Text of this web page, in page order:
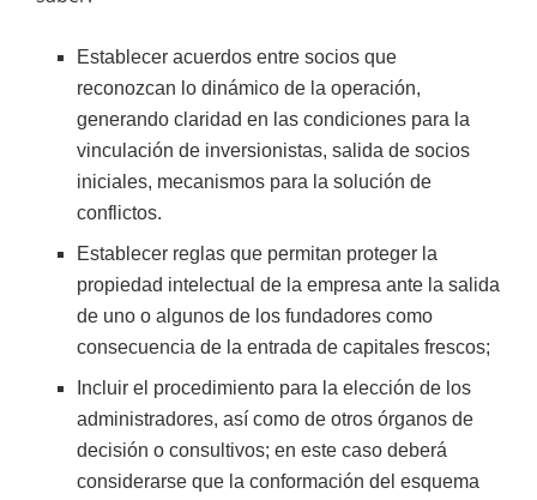
Establecer acuerdos entre socios que
reconozcan lo dinámico de la operación,
generando claridad en las condiciones para la
vinculación de inversionistas, salida de socios
iniciales, mecanismos para la solución de
conflictos.
Establecer reglas que permitan proteger la
propiedad intelectual de la empresa ante la salida
de uno o algunos de los fundadores como
consecuencia de la entrada de capitales frescos;
Incluir el procedimiento para la elección de los
administradores, así como de otros órganos de
decisión o consultivos; en este caso deberá
considerarse que la conformación del esquema